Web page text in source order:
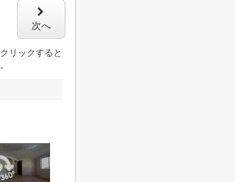
次へ
リックすると